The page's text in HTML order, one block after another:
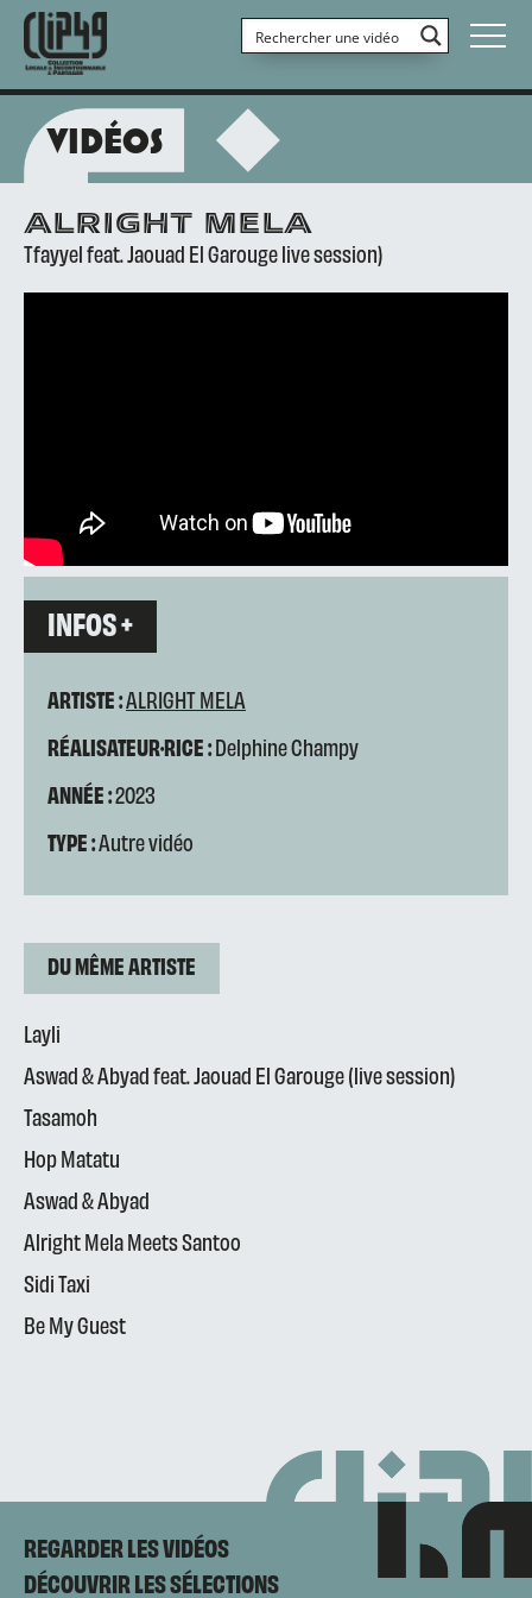
VIDÉOS
ALRIGHT MELA
Tfayyel feat. Jaouad El Garouge live session)
INFOS +
ARTISTE :ALRIGHT MELA
RÉALISATEUR·RICE :Delphine Champy
ANNÉE :2023
TYPE :Autre vidéo
DU MÊME ARTISTE
Layli
Aswad & Abyad feat. Jaouad El Garouge (live session)
Tasamoh
Hop Matatu
Aswad & Abyad
Alright Mela Meets Santoo
Sidi Taxi
Be My Guest
REGARDER LES VIDÉOS
DÉCOUVRIR LES SÉLECTIONS